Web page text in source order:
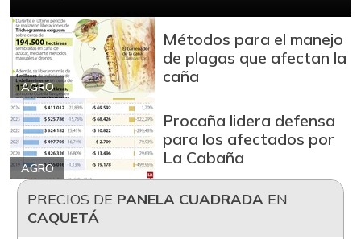
AGRO
Métodos para el manejo
de plagas que afectan la
caña
AGRO
Procaña lidera defensa
para los afectados por
La Cabaña
PRECIOS DE PANELA CUADRADAEN
CAQUETÁ